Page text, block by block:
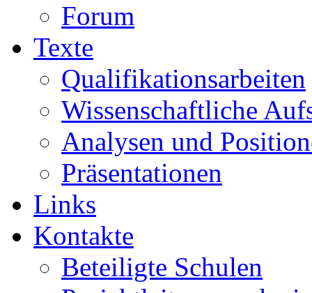
Forum
Texte
Qualifikationsarbeiten
Wissenschaftliche
Analysen und
Präsentationen
Links
Kontakte
Beteiligte Schulen